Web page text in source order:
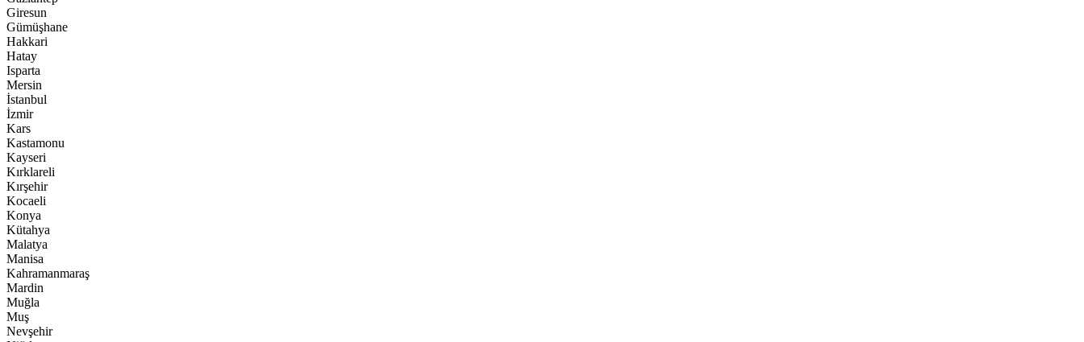
Giresun
Gümüşhane
Hakkari
Hatay
Isparta
Mersin
İstanbul
İzmir
Kars
Kastamonu
Kayseri
Kırklareli
Kırşehir
Kocaeli
Konya
Kütahya
Malatya
Manisa
Kahramanmaraş
Mardin
Muğla
Muş
Nevşehir